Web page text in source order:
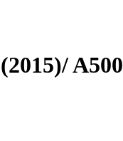
A500